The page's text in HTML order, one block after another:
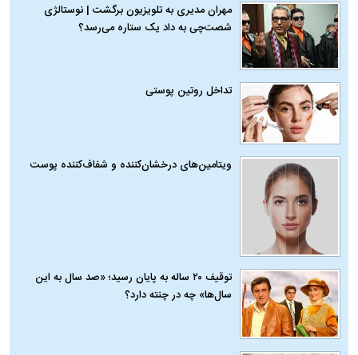
مهران مدیری به تلویزیون برگشت | نوستالژی
شصت‌چی به داد یک ستاره می‌رسد؟
تداخل روتین پوستی
ویتامین‌های درخشان‌کننده و شفاف‌کننده پوست
توقیف ۲۰ ساله به پایان رسید؛ «صد سال به این
سال‌ها» چه در چنته دارد؟